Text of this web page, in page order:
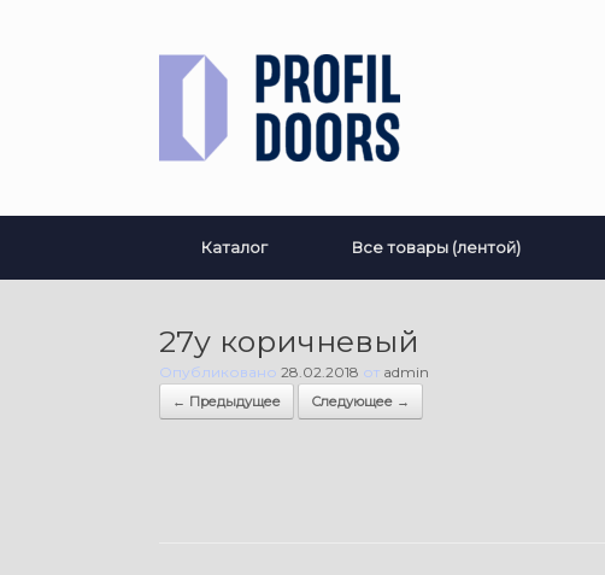
Каталог Все товары (лентой)
27у коричневый
Опубликовано 28.02.2018 от admin
← Предыдущее Следующее →